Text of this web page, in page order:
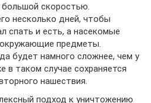
скоростью.
несколько дней, чтобы
спать и есть, а насекомые
предметы.
будет намного сложнее, чем у
в таком случае сохраняется
нашествия.
подход к уничтожению